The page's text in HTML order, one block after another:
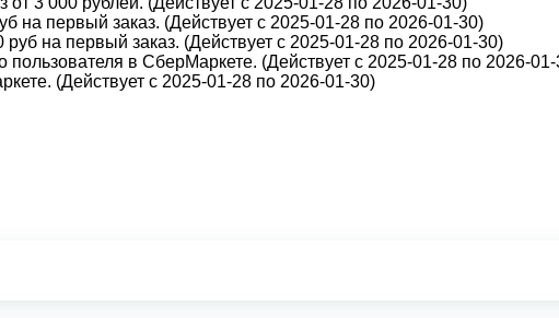
на первый заказ. (Действует с 2025-01-28 по 2026-01-30)
на первый заказ. (Действует с 2025-01-28 по 2026-01-30)
в СберМаркете. (Действует с 2025-01-28 по 2026-
(Действует с 2025-01-28 по 2026-01-30)